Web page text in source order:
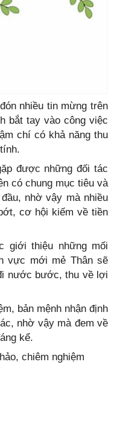
nhiều tin mừng trên
bắt tay vào công việc
chí có khả năng thu
được những đối tác
có chung mục tiêu và
nhờ vậy mà nhiều
cơ hội kiếm về tiền
giới thiệu những mối
vực mới mẻ Thân sẽ
nước bước, thu về lợi
bản mệnh nhận định
nhờ vậy mà đem về
kể.
chiêm nghiệm